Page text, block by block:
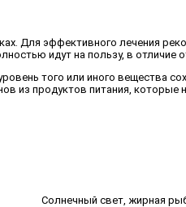
Для эффективного лечения
идут на пользу, в отличие
того или иного вещества
из продуктов питания, которые
Солнечный свет, жирная